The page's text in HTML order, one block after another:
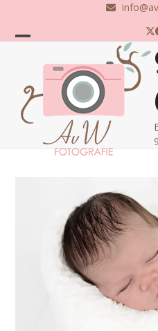
content
mobile
menu
mobile
menu